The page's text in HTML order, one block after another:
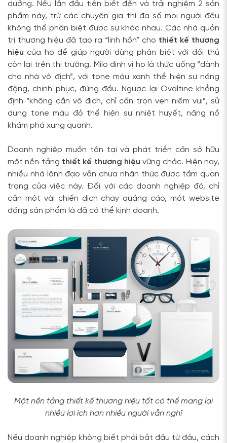
dưỡng. Nếu lần đầu tiên biết đến và trải nghiệm 2 sản
phẩm này, trừ các chuyên gia thì đa số mọi người đều
không thể phân biệt được sự khác nhau. Các nhà quản
trị thương hiệu đã tạo ra “linh hồn” cho thiết kế thương
hiệu của họ để giúp người dùng phân biệt với đối thủ
còn lại trên thị trường. Milo định vị họ là thức uống “dành
cho nhà vô địch”, với tone màu xanh thể hiện sự năng
động, chinh phục, đứng đầu. Ngược lại Ovaltine khẳng
định “không cần vô địch, chỉ cần trọn vẹn niềm vui”, sử
dụng tone màu đỏ thể hiện sự nhiệt huyết, năng nổ
khám phá xung quanh.
Doanh nghiệp muốn tồn tại và phát triển cần sở hữu
một nền tảng thiết kế thương hiệu vững chắc. Hiện nay,
nhiều nhà lãnh đạo vẫn chưa nhận thức được tầm quan
trọng của việc này. Đối với các doanh nghiệp đó, chỉ
cần một vài chiến dịch chạy quảng cáo, một website
đăng sản phẩm là đã có thể kinh doanh.
Một nền tảng thiết kế thương hiệu tốt có thể mang lại
nhiều lợi ích hơn nhiều người vẫn nghĩ
Nếu doanh nghiệp không biết phải bắt đầu từ đâu, cách